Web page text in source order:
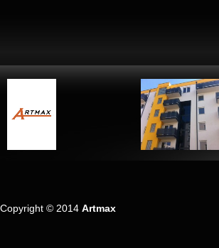
Copyright © 2014 Artmax